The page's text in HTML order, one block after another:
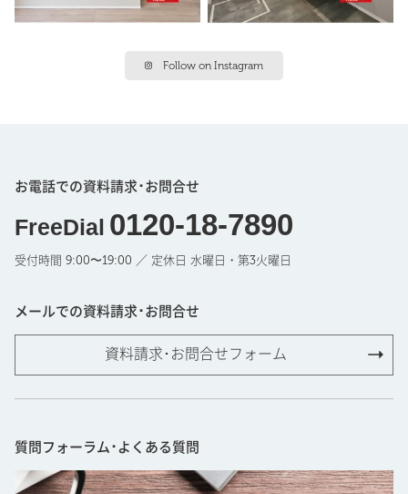
Follow on Instagram
お電話での資料請求･お問合せ
FreeDial 0120-18-7890
受付時間 9:00〜19:00 ／ 定休日 水曜日・第3火曜日
メールでの資料請求･お問合せ
資料請求･お問合せフォーム
質問フォーラム･よくある質問